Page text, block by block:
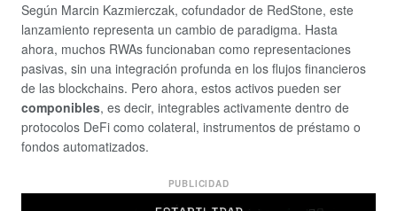
Según Marcin Kazmierczak, cofundador de RedStone, este
lanzamiento representa un cambio de paradigma. Hasta
ahora, muchos RWAs funcionaban como representaciones
pasivas, sin una integración profunda en los flujos financieros
de las blockchains. Pero ahora, estos activos pueden ser
componibles, es decir, integrables activamente dentro de
protocolos DeFi como colateral, instrumentos de préstamo o
fondos automatizados.
PUBLICIDAD